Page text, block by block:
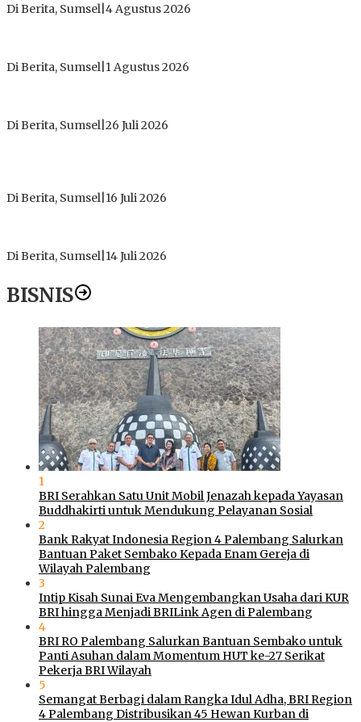
Di Berita, Sumsel 4 Agustus 2026
Di Berita, Sumsel 1 Agustus 2026
Di Berita, Sumsel 26 Juli 2026
Di Berita, Sumsel 16 Juli 2026
Di Berita, Sumsel 14 Juli 2026
BISNIS
1
BRI Serahkan Satu Unit Mobil Jenazah kepada Yayasan
Buddhakirti untuk Mendukung Pelayanan Sosial
2
Bank Rakyat Indonesia Region 4 Palembang Salurkan
Bantuan Paket Sembako Kepada Enam Gereja di
Wilayah Palembang
3
Intip Kisah Sunai Eva Mengembangkan Usaha dari KUR
BRI hingga Menjadi BRILink Agen di Palembang
4
BRI RO Palembang Salurkan Bantuan Sembako untuk
Panti Asuhan dalam Momentum HUT ke-27 Serikat
Pekerja BRI Wilayah
5
Semangat Berbagi dalam Rangka Idul Adha, BRI Region
4 Palembang Distribusikan 45 Hewan Kurban di